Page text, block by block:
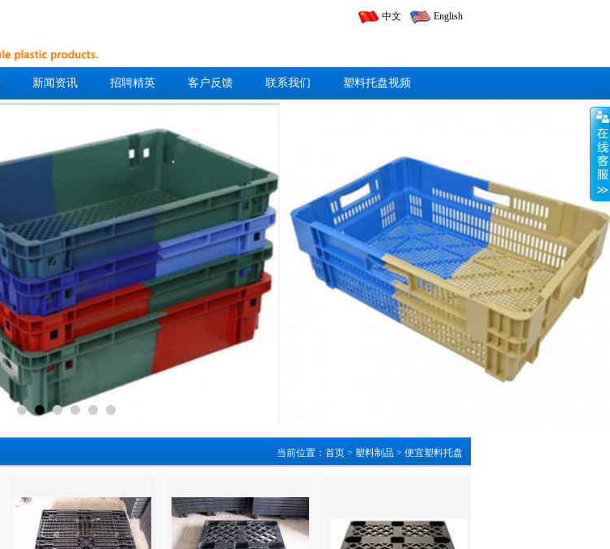
中文 English
新闻资讯 招聘精英 客户反馈 联系我们 塑料托盘视频
当前位置： 首页 > 塑料制品 > 便宜塑料托盘